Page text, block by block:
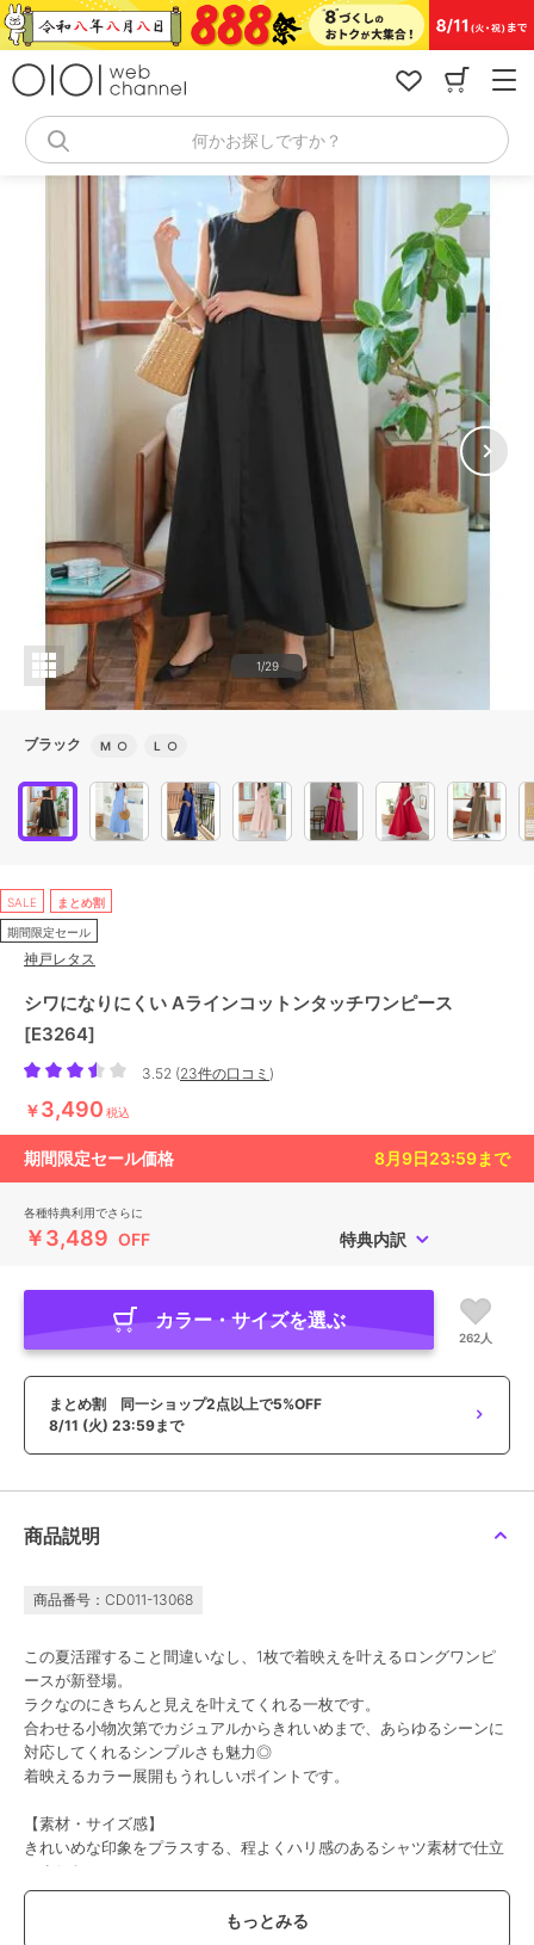
コ
ン
何かお探しですか？
1/29
ブラック M ○ L ○
SALE まとめ割
期間限定セール
神戸レタス
シワになりにくい Aラインコットンタッチワンピース
[E3264]
3.52 (23件の口コミ )
￥3,490 税込
期間限定セール価格 8月9日23:59まで
各種特典利用でさらに
￥3,489 OFF 特典内訳
カラー・サイズを選ぶ
262人
まとめ割 同一ショップ2点以上で5%OFF
8/11 (火) 23:59まで
商品説明
商品番号：CD011-13068
この夏活躍すること間違いなし、1枚で着映えを叶えるロングワンピ
ースが新登場。
ラクなのにきちんと見えを叶えてくれる一枚です。
合わせる小物次第でカジュアルからきれいめまで、あらゆるシーンに
対応してくれるシンプルさも魅力◎
着映えるカラー展開もうれしいポイントです。
【素材・サイズ感】
きれいめな印象をプラスする、程よくハリ感のあるシャツ素材で仕立
てました。
シワになりにくいのがとにかく嬉しい。
透けの気になるイエローのみ裏地付きなので安心です。